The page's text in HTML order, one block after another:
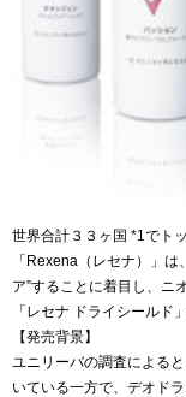
世界合計３３ヶ国 *1でト
「Rexena（レセナ）」は
ア”することに着目し、ニ
「レセナ ドライシールド
【発売背景】
ユニリーバの調査による
いている一方で、デオド